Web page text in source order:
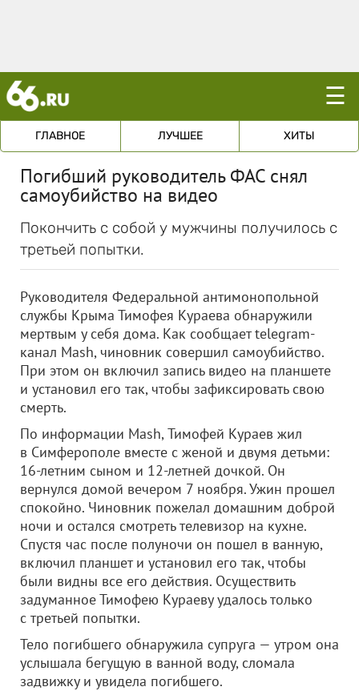
☰
ГЛАВНОЕ ЛУЧШЕЕ ХИТЫ
Погибший руководитель ФАС снял
самоубийство на видео
Покончить с собой у мужчины получилось с
третьей попытки.
Руководителя Федеральной антимонопольной
службы Крыма Тимофея Кураева обнаружили
мертвым у себя дома. Как сообщает telegram-
канал Mash, чиновник совершил самоубийство.
При этом он включил запись видео на планшете
и установил его так, чтобы зафиксировать свою
смерть.
По информации Mash, Тимофей Кураев жил
в Симферополе вместе с женой и двумя детьми:
16-летним сыном и 12-летней дочкой. Он
вернулся домой вечером 7 ноября. Ужин прошел
спокойно. Чиновник пожелал домашним доброй
ночи и остался смотреть телевизор на кухне.
Спустя час после полуночи он пошел в ванную,
включил планшет и установил его так, чтобы
были видны все его действия. Осуществить
задуманное Тимофею Кураеву удалось только
с третьей попытки.
Тело погибшего обнаружила супруга — утром она
услышала бегущую в ванной воду, сломала
задвижку и увидела погибшего.